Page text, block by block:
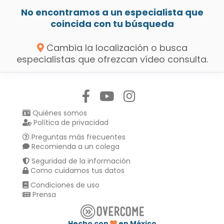
No encontramos a un especialista que
coincida con tu búsqueda
Cambia la localización o busca
especialistas que ofrezcan vídeo consulta.
Quiénes somos
Política de privacidad
Preguntas más frecuentes
Recomienda a un colega
Seguridad de la información
Como cuidamos tus datos
Condiciones de uso
Prensa